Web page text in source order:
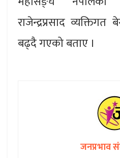
राजेन्द्रप्रसाद
बढ्दै गएको बताए ।
जनप्रभाव